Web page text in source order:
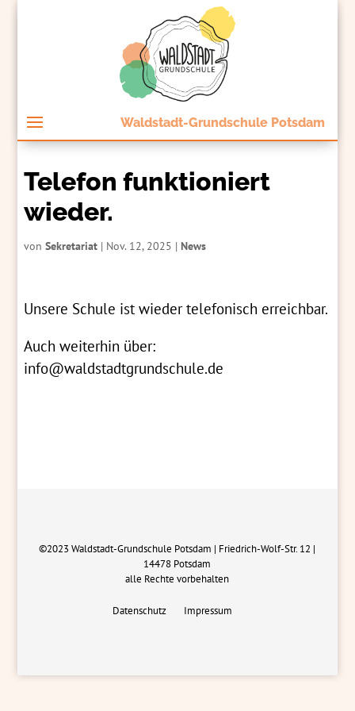
Waldstadt-Grundschule Potsdam
Telefon funktioniert
wieder.
vonSekretariat | Nov. 12, 2025 |News
Unsere Schule ist wieder telefonisch erreichbar.
Auch weiterhin über:
info@waldstadtgrundschule.de
©2023 Waldstadt-Grundschule Potsdam | Friedrich-Wolf-Str. 12 |
14478 Potsdam
alle Rechte vorbehalten
Datenschutz Impressum